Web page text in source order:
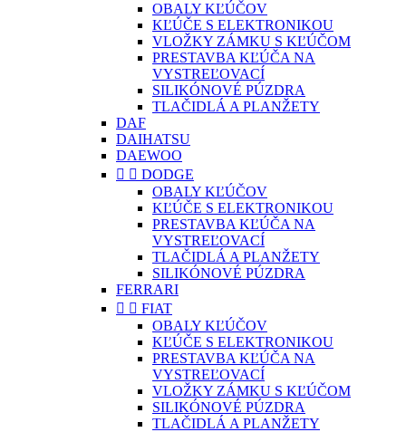
OBALY KĽÚČOV
KĽÚČE S ELEKTRONIKOU
VLOŽKY ZÁMKU S KĽÚČOM
PRESTAVBA KĽÚČA NA
VYSTREĽOVACÍ
SILIKÓNOVÉ PÚZDRA
TLAČIDLÁ A PLANŽETY
DAF
DAIHATSU
DAEWOO
  DODGE
OBALY KĽÚČOV
KĽÚČE S ELEKTRONIKOU
PRESTAVBA KĽÚČA NA
VYSTREĽOVACÍ
TLAČIDLÁ A PLANŽETY
SILIKÓNOVÉ PÚZDRA
FERRARI
  FIAT
OBALY KĽÚČOV
KĽÚČE S ELEKTRONIKOU
PRESTAVBA KĽÚČA NA
VYSTREĽOVACÍ
VLOŽKY ZÁMKU S KĽÚČOM
SILIKÓNOVÉ PÚZDRA
TLAČIDLÁ A PLANŽETY